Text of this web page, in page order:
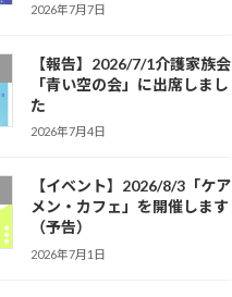
2026年7月7日
【報告】2026/7/1介護家族会
「青い空の会」に出席しまし
た
2026年7月4日
【イベント】2026/8/3「ケア
メン・カフェ」を開催します
（予告）
2026年7月1日